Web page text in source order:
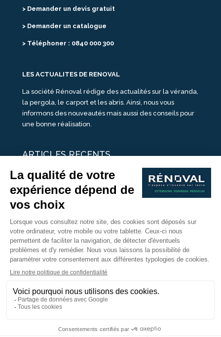
> Demander un devis gratuit
> Demander un catalogue
> Téléphoner : 0840 000 300
LES ACTUALITES DE RENOVAL
La société Rénoval rédige des actualités sur la véranda,
la pergola, le carport et les abris. Ainsi, nous vous
informons des nouveautés mais aussi des conseils pour
une bonne réalisation.
ARTICLES RECENTS
25 idées de vérandas design
Un été pour une véranda
Portes Ouvertes Véranda Extension Suisse | 26-27 Juin
Une ombre avec une pergola aluminium
portes ouvertes véranda sur mesure
Nous Suivre